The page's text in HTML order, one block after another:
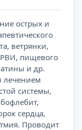
острых и
ветрянки,
пищевого
и др.
лечением
системы,
сердца,
Проводит